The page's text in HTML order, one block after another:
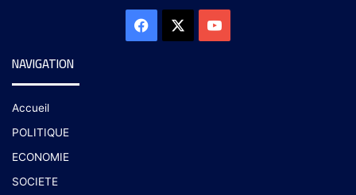
NAVIGATION
Accueil
POLITIQUE
ECONOMIE
SOCIETE